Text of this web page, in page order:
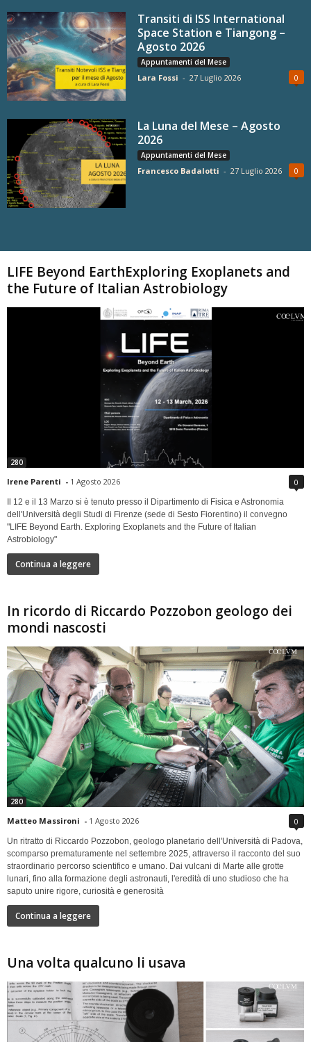
Transiti di ISS International
Space Station e Tiangong –
Agosto 2026
Appuntamenti del Mese
Lara Fossi - 27 Luglio 2026 0
La Luna del Mese – Agosto
2026
Appuntamenti del Mese
Francesco Badalotti - 27 Luglio 2026 0
LIFE Beyond EarthExploring Exoplanets and
the Future of Italian Astrobiology
280
Irene Parenti - 1 Agosto 2026 0
Il 12 e il 13 Marzo si è tenuto presso il Dipartimento di Fisica e Astronomia
dell'Università degli Studi di Firenze (sede di Sesto Fiorentino) il convegno
"LIFE Beyond Earth. Exploring Exoplanets and the Future of Italian
Astrobiology"
Continua a leggere
In ricordo di Riccardo Pozzobon geologo dei
mondi nascosti
280
Matteo Massironi - 1 Agosto 2026 0
Un ritratto di Riccardo Pozzobon, geologo planetario dell'Università di Padova,
scomparso prematuramente nel settembre 2025, attraverso il racconto del suo
straordinario percorso scientifico e umano. Dai vulcani di Marte alle grotte
lunari, fino alla formazione degli astronauti, l'eredità di uno studioso che ha
saputo unire rigore, curiosità e generosità
Continua a leggere
Una volta qualcuno li usava